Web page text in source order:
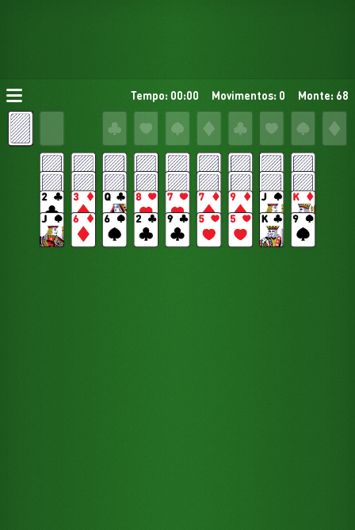
Tempo: 00:00 Movimentos: 0 Monte: 68